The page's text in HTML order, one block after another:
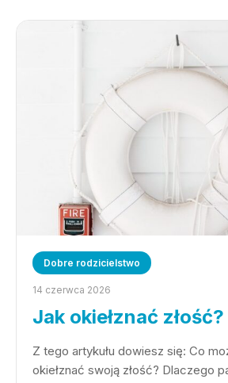
Dobre rodzicielstwo
14 czerwca 2026
Jak okiełznać złość?
Z tego artykułu dowiesz się: Co
okiełznać swoją złość? Dlaczego